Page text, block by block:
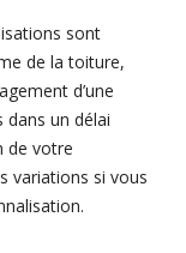
sont
de la toiture,
d’une
un délai
de votre
variations si vous